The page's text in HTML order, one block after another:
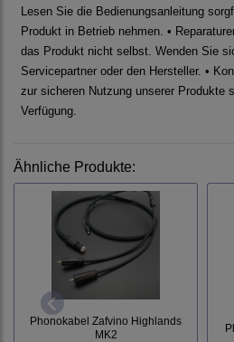
Lesen Sie die Bedienungsanleitung
Produkt in Betrieb nehmen. •
das Produkt nicht selbst. Wenden Sie
Servicepartner oder den Hersteller. •
zur sicheren Nutzung unserer Produkte
Verfügung.
Ähnliche Produkte:
Phonokabel Zafvino Highlands
MK2